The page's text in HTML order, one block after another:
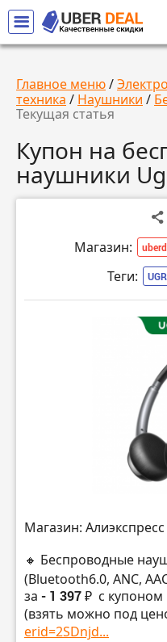
Главное меню/
техника / Наушники /
Текущая статья
Купон на
наушники
Магазин:
Теги:
Магазин: Алиэкспресс
🔸 Беспроводные
(Bluetooth6.0, ANC,
за - 1 397 ₽ с купоном
(взять можно под
erid=2SDnjd...